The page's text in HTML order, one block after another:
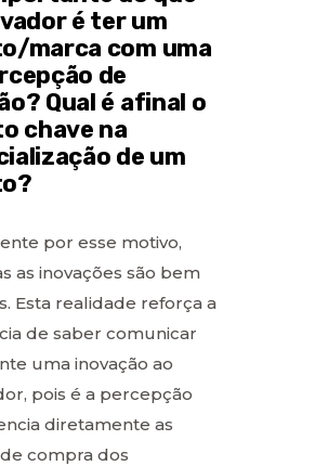
é ter um
marca com uma
de
Qual é afinal o
chave na
de um
por esse motivo,
as inovações são bem
Esta realidade reforça a
de saber comunicar
uma inovação ao
pois é a percepção
diretamente as
compra dos